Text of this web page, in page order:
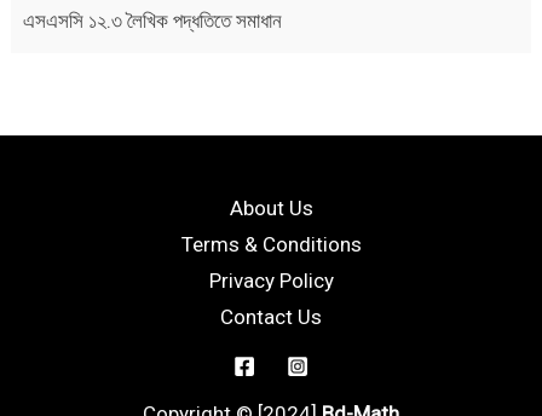
এসএসসি ১২.৩ লৈখিক পদ্ধতিতে সমাধান
About Us
Terms & Conditions
Privacy Policy
Contact Us